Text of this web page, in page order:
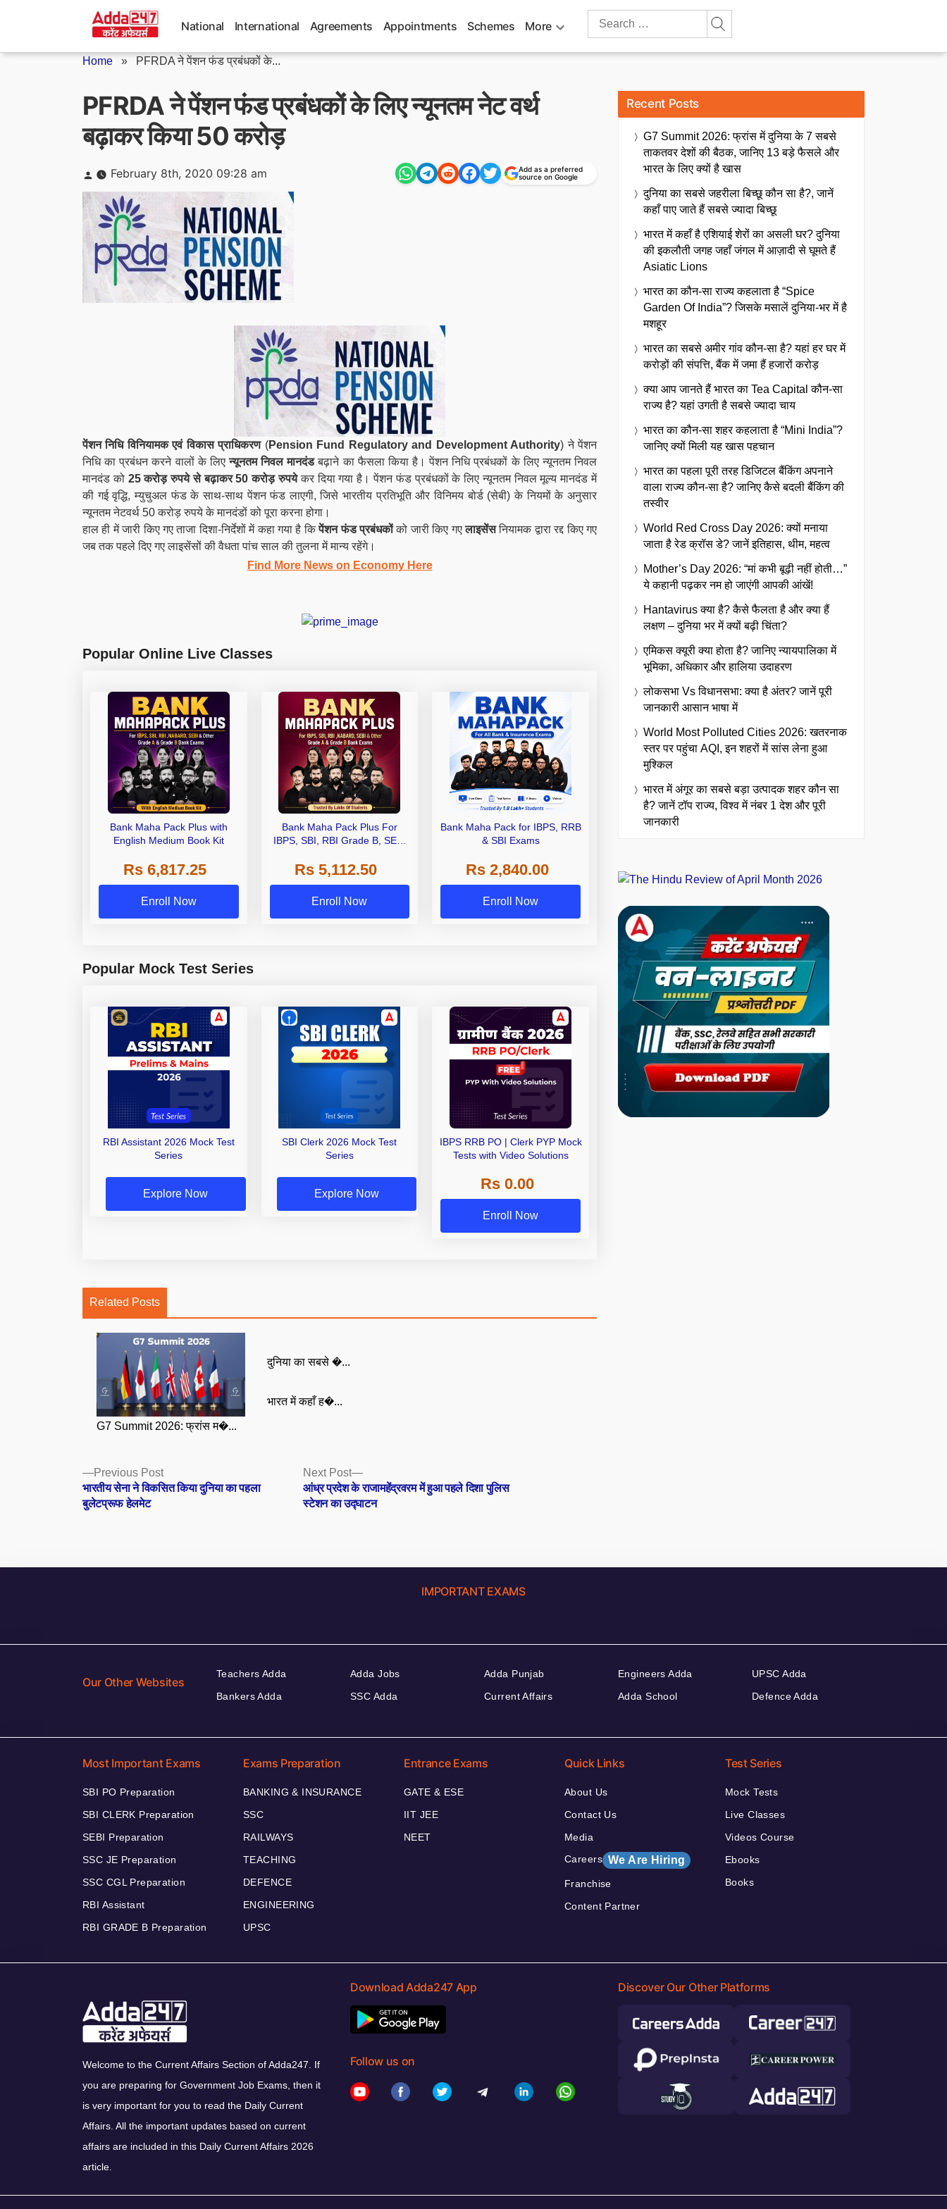
National International Agreements Appointments Schemes More
Search
Home » PFRDA ने पेंशन फंड प्रबंधकों के...
PFRDA ने पेंशन फंड प्रबंधकों के लिए न्यूनतम नेट वर्थ
बढ़ाकर किया 50 करोड़
Posted
by
February 8th, 2020 09:28 am
Add as a preferred
source on Google
पेंशन निधि विनियामक एवं विकास प्राधिकरण(Pension Fund Regulatory and Development Authority) ने पेंशन
निधि का प्रबंधन करने वालों के लिएन्यूनतम निवल मानदंडबढ़ाने का फैसला किया है। पेंशन निधि प्रबंधकों के लिए न्यूनतम निवल
मानदंड को 25 करोड़ रुपये से बढ़ाकर 50 करोड़ रुपयेकर दिया गया है। पेंशन फंड प्रबंधकों के लिए न्यूनतम निवल मूल्य मानदंड में
की गई वृद्धि, म्युचुअल फंड के साथ-साथ पेंशन फंड लाएगी, जिसे भारतीय प्रतिभूति और विनिमय बोर्ड (सेबी) के नियमों के अनुसार
न्यूनतम नेटवर्थ 50 करोड़ रुपये के मानदंडों को पूरा करना होगा।
हाल ही में जारी किए गए ताजा दिशा-निर्देशों में कहा गया है किपेंशन फंड प्रबंधकोंको जारी किए गएलाइसेंसनियामक द्वारा रद्द किए गए
जब तक पहले दिए गए लाइसेंसों की वैधता पांच साल की तुलना में मान्य रहेंगे।
Find More News on Economy Here
Popular Online Live Classes
Bank Maha Pack Plus with
English Medium Book Kit
Rs 6,817.25
Enroll Now
Bank Maha Pack Plus For
IBPS, SBI, RBI Grade B, SEBI
Other Grade A & Grade B Bank
Exams
Rs 5,112.50
Enroll Now
Bank Maha Pack for IBPS, RRB
& SBI Exams
Rs 2,840.00
Enroll Now
Popular Mock Test Series
RBI Assistant 2026 Mock Test
Series
Explore Now
SBI Clerk 2026 Mock Test
Series
Explore Now
IBPS RRB PO | Clerk PYP Mock
Tests with Video Solutions
Rs 0.00
Enroll Now
Related Posts
G7 Summit 2026: फ्रांस म�...
दुनिया का सबसे �...
भारत में कहाँ ह�...
Posts
navigation
Previous PostPrevious
post:
भारतीय सेना ने विकसित किया दुनिया का पहला
बुलेटप्रूफ हेलमेट
Next Post
Next
post:
आंध्र प्रदेश के राजामहेंद्रवरम में हुआ पहले दिशा पुलिस
स्टेशन का उद्घाटन
Recent Posts
G7 Summit 2026: फ्रांस में दुनिया के 7 सबसे
ताकतवर देशों की बैठक, जानिए 13 बड़े फैसले और
भारत के लिए क्यों है खास
दुनिया का सबसे जहरीला बिच्छू कौन सा है?, जानें
कहाँ पाए जाते हैं सबसे ज्यादा बिच्छू
भारत में कहाँ है एशियाई शेरों का असली घर? दुनिया
की इकलौती जगह जहाँ जंगल में आज़ादी से घूमते हैं
Asiatic Lions
भारत का कौन-सा राज्य कहलाता है “Spice
Garden Of India”? जिसके मसालें दुनिया-भर में है
मशहूर
भारत का सबसे अमीर गांव कौन-सा है? यहां हर घर में
करोड़ों की संपत्ति, बैंक में जमा हैं हजारों करोड़
क्या आप जानते हैं भारत का Tea Capital कौन-सा
राज्य है? यहां उगती है सबसे ज्यादा चाय
भारत का कौन-सा शहर कहलाता है “Mini India”?
जानिए क्यों मिली यह खास पहचान
भारत का पहला पूरी तरह डिजिटल बैंकिंग अपनाने
वाला राज्य कौन-सा है? जानिए कैसे बदली बैंकिंग की
तस्वीर
World Red Cross Day 2026: क्यों मनाया
जाता है रेड क्रॉस डे? जानें इतिहास, थीम, महत्व
Mother’s Day 2026: “मां कभी बूढ़ी नहीं होती…”
ये कहानी पढ़कर नम हो जाएंगी आपकी आंखें!
Hantavirus क्या है? कैसे फैलता है और क्या हैं
लक्षण – दुनिया भर में क्यों बढ़ी चिंता?
एमिकस क्यूरी क्या होता है? जानिए न्यायपालिका में
भूमिका, अधिकार और हालिया उदाहरण
लोकसभा Vs विधानसभा: क्या है अंतर? जानें पूरी
जानकारी आसान भाषा में
World Most Polluted Cities 2026: खतरनाक
स्तर पर पहुंचा AQI, इन शहरों में सांस लेना हुआ
मुश्किल
भारत में अंगूर का सबसे बड़ा उत्पादक शहर कौन सा
है? जानें टॉप राज्य, विश्व में नंबर 1 देश और पूरी
जानकारी
IMPORTANT EXAMS
Our Other Websites
Teachers Adda
Bankers Adda
Adda Jobs
SSC Adda
Adda Punjab
Current Affairs
Engineers Adda
Adda School
UPSC Adda
Defence Adda
Most Important Exams
SBI PO Preparation
SBI CLERK Preparation
SEBI Preparation
SSC JE Preparation
SSC CGL Preparation
RBI Assistant
RBI GRADE B Preparation
Exams Preparation
BANKING & INSURANCE
SSC
RAILWAYS
TEACHING
DEFENCE
ENGINEERING
UPSC
Entrance Exams
GATE & ESE
IIT JEE
NEET
Quick Links
About Us
Contact Us
Media
Careers We Are Hiring
Franchise
Content Partner
Test Series
Mock Tests
Live Classes
Videos Course
Ebooks
Books
Welcome to the Current Affairs Section of Adda247. If
you are preparing for Government Job Exams, then it
is very important for you to read the Daily Current
Affairs. All the important updates based on current
affairs are included in this Daily Current Affairs 2026
article.
Download Adda247 App
Follow us on
Discover Our Other Platforms